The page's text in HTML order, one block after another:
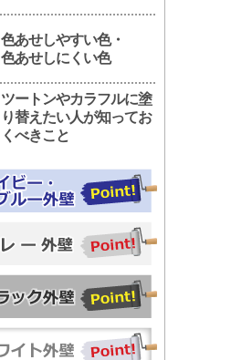
色あせしやすい色・
色あせしにくい色
ツートンやカラフルに塗
り替えたい人が知ってお
くべきこと